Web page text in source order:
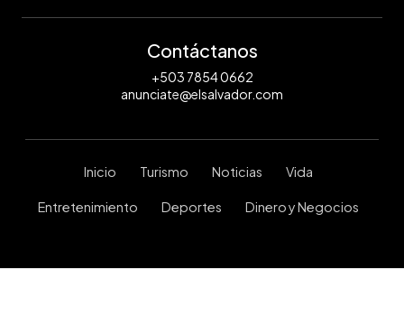
Contáctanos
+503 7854 0662
anunciate@elsalvador.com
Inicio Turismo Noticias Vida
Entretenimiento Deportes Dinero y Negocios